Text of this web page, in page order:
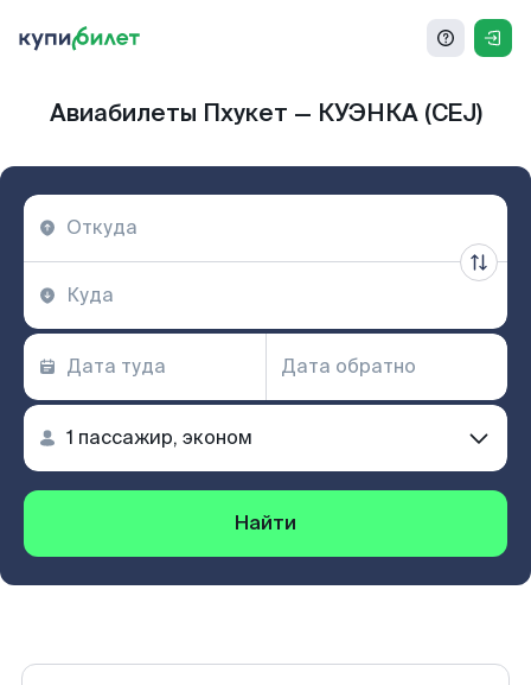
Авиабилеты Пхукет — КУЭНКА (CEJ)
Найти